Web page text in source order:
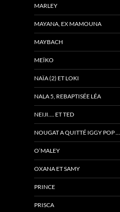
MARLEY
MAYANA, EX MAMOUNA
MAYBACH
MEÏKO
NAÏA (2) ET LOKI
NALA 5, REBAPTISÉE LÉA
NEIJI…. ET TED
NOUGAT A QUITTÉ IGGY POP …
O’MALEY
OXANA ET SAMY
PRINCE
PRISCA